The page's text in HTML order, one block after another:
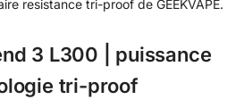
resistance tri-proof de GEEKVAPE.
3 L300 | puissance
tri-proof